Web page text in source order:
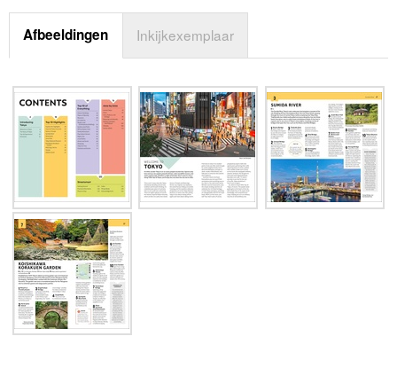
Afbeeldingen Inkijkexemplaar